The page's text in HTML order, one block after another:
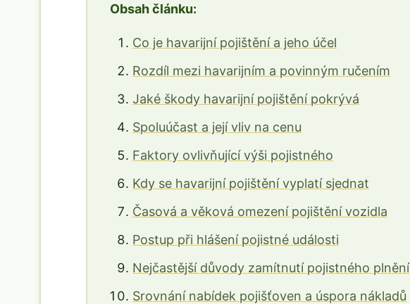
Obsah článku:
Co je havarijní pojištění a jeho účel
Rozdíl mezi havarijním a povinným ručením
Jaké škody havarijní pojištění pokrývá
Spoluúčast a její vliv na cenu
Faktory ovlivňující výši pojistného
Kdy se havarijní pojištění vyplatí sjednat
Časová a věková omezení pojištění vozidla
Postup při hlášení pojistné události
Nejčastější důvody zamítnutí pojistného plnění
Srovnání nabídek pojišťoven a úspora nákladů